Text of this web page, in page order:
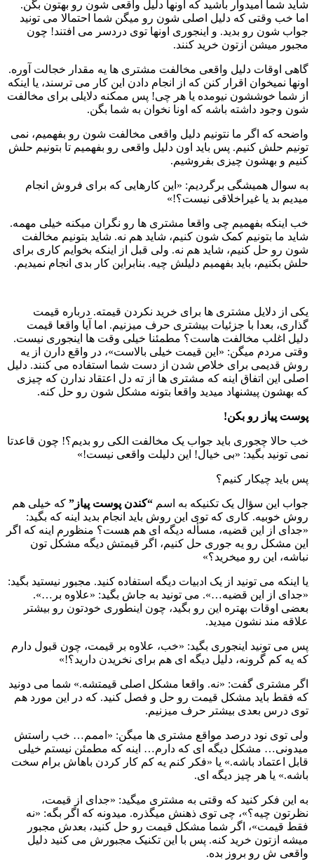
شاید شما امیدوار باشید که اونها دلیل واقعی شون رو بهتون بگن.
اما خب وقتی که دلیل اصلی شون رو میگن شما احتمالا می تونید
جواب شون رو بدید. و اینجوری اونها توی دردسر می افتند! چون
مجبور میشن ازتون خرید کنند.
گاهی اوقات دلیل واقعی مخالفت مشتری ها یه مقدار خجالت آوره.
اونها نمیخوان اقرار کنن که از انجام دادن این کار می ترسند، یا اینکه
از شما خوششون نیومده یا هر چی! پس ممکنه دلایلی برای مخالفت
شون وجود داشته باشه که اونا نخوان به شما بگن.
واضحه که اگر ما نتونیم دلیل واقعی مخالفت شون رو بفهمیم، نمی
تونیم حلش کنیم. پس باید اون دلیل واقعی رو بفهمیم تا بتونیم حلش
کنیم و بهشون چیزی بفروشیم.
به سوال همیشگی برگردیم: «این کارهایی که برای فروش انجام
میدیم بد یا غیراخلاقی نیست؟!»
خب اینکه بفهمیم چی واقعا مشتری ها رو نگران میکنه خیلی مهمه.
شاید ما بتونیم کمک شون کنیم، شاید هم نه. شاید بتونیم مخالفت
شون رو حل کنیم، شاید هم نه. ولی قبل از اینکه بخوایم کاری برای
حلش بکنیم، باید بفهمیم دلیلش چیه. بنابراین کار بدی انجام نمیدیم.
یکی از دلایل مشتری ها برای خرید نکردن قیمته. درباره قیمت
گذاری، بعدا با جزئیات بیشتری حرف میزنیم. اما آیا واقعا قیمت
دلیل اغلب مخالفت هاست؟ مطمئنا خیلی وقت ها اینجوری نیست.
وقتی مردم میگن: «این قیمت خیلی بالاست»، در واقع دارن از یه
روش قدیمی برای خلاص شدن از دست شما استفاده می کنند. دلیل
اصلی این اتفاق اینه که مشتری ها از ته دل اعتقاد ندارن که چیزی
که بهشون پیشنهاد میدید واقعا بتونه مشکل شون رو حل کنه.
پوست پیاز رو بکن!
خب حالا چجوری باید جواب یک مخالفت الکی رو بدیم؟! چون قاعدتا
نمی تونید بگید: «بی خیال! این دلیلت واقعی نیست!»
پس باید چیکار کنیم؟
جواب این سؤال یک تکنیکه به اسم “کندن پوست پیاز” که خیلی هم
روش خوبیه. کاری که توی این روش باید انجام بدید اینه که بگید:
«جدای از این قضیه، مسأله دیگه ای هم هست؟ منظورم اینه که اگر
این مشکل رو یه جوری حل کنیم، اگر قیمتش دیگه مشکل تون
نباشه، این رو میخرید؟»
یا اینکه می تونید از یک ادبیات دیگه استفاده کنید. مجبور نیستید بگید:
«جدای از این قضیه…». می تونید به جاش بگید: «علاوه بر…».
بعضی اوقات بهتره این رو بگید، چون اینطوری خودتون رو بیشتر
علاقه مند نشون میدید.
پس می تونید اینجوری بگید: «خب، علاوه بر قیمت، چون قبول دارم
که یه کم گرونه، دلیل دیگه ای هم برای نخریدن دارید؟!»
اگر مشتری گفت: «نه. واقعا مشکل اصلی قیمتشه.» شما می دونید
که فقط باید مشکل قیمت رو حل و فصل کنید. که در این مورد هم
توی درس بعدی بیشتر حرف میزنیم.
ولی توی نود درصد مواقع مشتری ها میگن: «اممم… خب راستش
میدونی… مشکل دیگه ای که دارم… اینه که مطمئن نیستم خیلی
قابل اعتماد باشه.» یا «فکر کنم یه کم کار کردن باهاش برام سخت
باشه.» یا هر چیز دیگه ای.
به این فکر کنید که وقتی به مشتری میگید: «جدای از قیمت،
نظرتون چیه؟»، چی توی ذهنش میگذره. میدونه که اگر بگه: «نه
فقط قیمت»، اگر شما مشکل قیمت رو حل کنید، بعدش مجبور
میشه ازتون خرید کنه. پس با این تکنیک مجبورش می کنید دلیل
واقعی ش رو بروز بده.